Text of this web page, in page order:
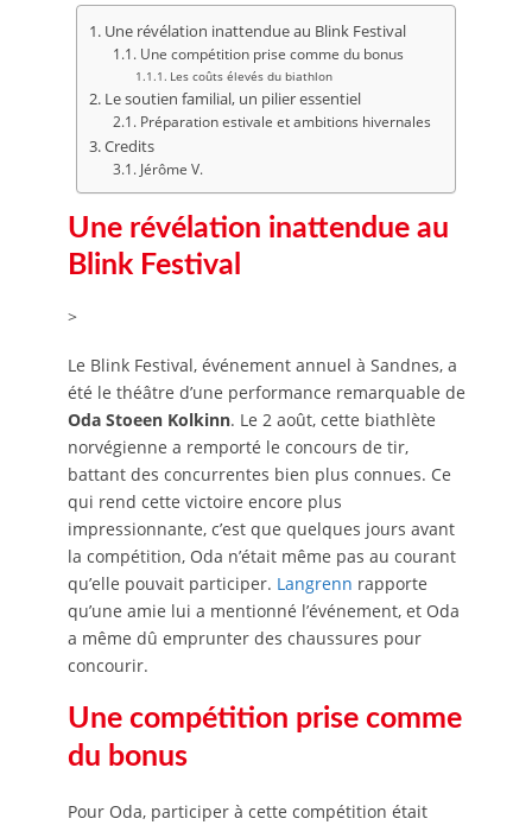
Une révélation inattendue au Blink Festival
Une compétition prise comme du bonus
Les coûts élevés du biathlon
Le soutien familial, un pilier essentiel
Préparation estivale et ambitions hivernales
Credits
Jérôme V.
Une révélation inattendue au
Blink Festival
>
Le Blink Festival, événement annuel à Sandnes, a
été le théâtre d’une performance remarquable de
Oda Stoeen Kolkinn. Le 2 août, cette biathlète
norvégienne a remporté le concours de tir,
battant des concurrentes bien plus connues. Ce
qui rend cette victoire encore plus
impressionnante, c’est que quelques jours avant
la compétition, Oda n’était même pas au courant
qu’elle pouvait participer. Langrenn rapporte
qu’une amie lui a mentionné l’événement, et Oda
a même dû emprunter des chaussures pour
concourir.
Une compétition prise comme
du bonus
Pour Oda, participer à cette compétition était